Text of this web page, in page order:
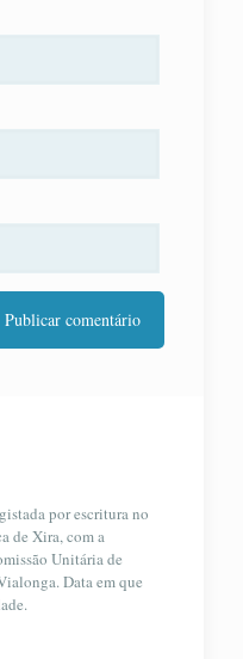
por escritura no
de Xira, com a
Unitária de
Data em que